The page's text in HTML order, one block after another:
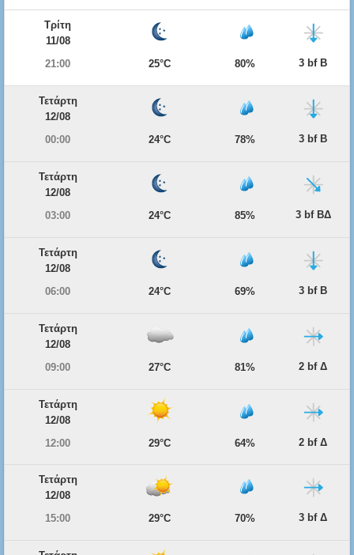
Τρίτη
11/08
21:00
25°C 80% 3 bf Β
Τετάρτη
12/08
00:00
24°C 78% 3 bf Β
Τετάρτη
12/08
03:00
24°C 85% 3 bf ΒΔ
Τετάρτη
12/08
06:00
24°C 69% 3 bf Β
Τετάρτη
12/08
09:00
27°C 81% 2 bf Δ
Τετάρτη
12/08
12:00
29°C 64% 2 bf Δ
Τετάρτη
12/08
15:00
29°C 70% 3 bf Δ